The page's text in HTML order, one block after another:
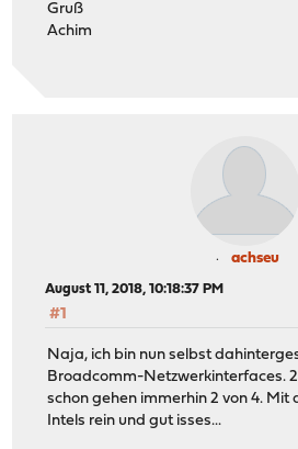
Gruß
Achim
achseu
August 11, 2018, 10:18:37 PM
#1
Naja, ich bin nun selbst
Broadcomm-Netzwerkinterfaces.
schon gehen immerhin 2 von 4. Mit
Intels rein und gut isses...